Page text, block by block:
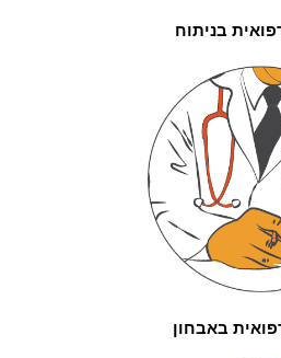
בניתוח
באבחון